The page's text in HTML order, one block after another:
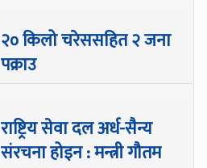
२० किलो चरेससहित २ जना
पक्राउ
राष्ट्रिय सेवा दल अर्ध-सैन्य
संरचना होइन : मन्त्री गौतम